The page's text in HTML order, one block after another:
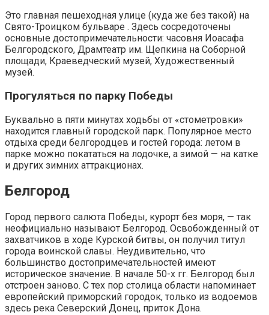
Это главная пешеходная улице (куда же без такой) на
Свято-Троицком бульваре . Здесь сосредоточены
основные достопримечательности: часовня Иоасафа
Белгородского, Драмтеатр им. Щепкина на Соборной
площади, Краеведческий музей, Художественный
музей.
Прогуляться по парку Победы
Буквально в пяти минутах ходьбы от «стометровки»
находится главный городской парк. Популярное место
отдыха среди белгородцев и гостей города: летом в
парке можно покататься на лодочке, а зимой — на катке
и других зимних аттракционах.
Белгород
Город первого салюта Победы, курорт без моря, — так
неофициально называют Белгород. Освобожденный от
захватчиков в ходе Курской битвы, он получил титул
города воинской славы. Неудивительно, что
большинство достопримечательностей имеют
историческое значение. В начале 50-х гг. Белгород был
отстроен заново. С тех пор столица области напоминает
европейский приморский городок, только из водоемов
здесь река Северский Донец, приток Дона.